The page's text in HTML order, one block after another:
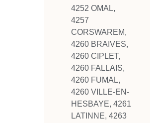
4252 OMAL,
4257
CORSWAREM,
4260 BRAIVES,
4260 CIPLET,
4260 FALLAIS,
4260 FUMAL,
4260 VILLE-EN-
HESBAYE, 4261
LATINNE, 4263